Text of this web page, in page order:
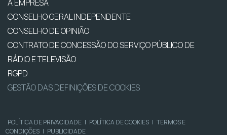
A EMPRESA
CONSELHO GERAL INDEPENDENTE
CONSELHO DE OPINIÃO
CONTRATO DE CONCESSÃO DO SERVIÇO PÚBLICO DE
RÁDIO E TELEVISÃO
RGPD
GESTÃO DAS DEFINIÇÕES DE COOKIES
POLÍTICA DE PRIVACIDADE | POLÍTICA DE COOKIES | TERMOS E
CONDIÇÕES | PUBLICIDADE